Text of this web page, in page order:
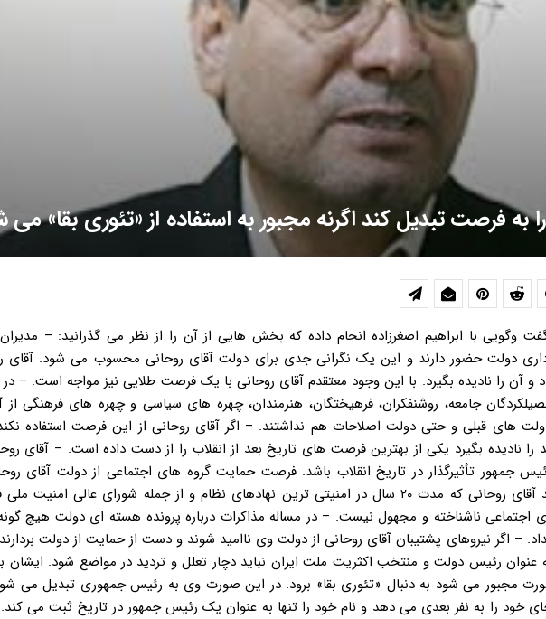
به فرصت تبدیل کند اگرنه مجبور به استفاده از «تئوری بقا» می
آرمان روز سه شنبه ۹۴/۹/۱۷ گفت وگویی با ابراهیم اصغرزاده انجام داده که بخش هایی از آن را از نظر می گذرانید: –
دولت حضور دارند و این یک نگرانی جدی برای دولت آقای روحانی محسوب می شود. آقای
آن را نادیده بگیرد. با این وجود معتقدم آقای روحانی با یک فرصت طلایی نیز مواجه است. –
جامعه، روشنفکران، فرهیختگان، هنرمندان، چهره های سیاسی و چهره های فرهنگی از
های قبلی و حتی دولت اصلاحات هم نداشتند. – اگر آقای روحانی از این فرصت استفاده
نادیده بگیرد یکی از بهترین فرصت های تاریخ بعد از انقلاب را از دست داده است. – آقای
جمهور تأثیرگذار در تاریخ انقلاب باشد. فرصت حمایت گروه های اجتماعی از دولت آقای
تهدید تبدیل شود. برای شخصی مانند آقای روحانی که مدت ۲۰ سال در امنیتی ترین نهادهای نظام و از جمله شورای عالی
ناشناخته و مجهول نیست. – در مساله مذاکرات درباره پرونده هسته ای دولت هیچ
– اگر نیروهای پشتیبان آقای روحانی از دولت وی ناامید شوند و دست از حمایت از دولت
رئیس دولت و منتخب اکثریت ملت ایران نباید دچار تعلل و تردید در مواضع شود. ایشان
مجبور می شود به دنبال «تئوری بقا» برود. در این صورت وی به رئیس جمهوری تبدیل می
را به نفر بعدی می دهد و نام خود را تنها به عنوان یک رئیس جمهور در تاریخ ثبت می کند.